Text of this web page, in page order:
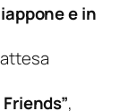
e in
,